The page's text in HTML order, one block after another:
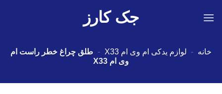
جک کارز
خانه - لوازم یدکی ام وی ام X33 - طلق چراغ خطر راست ام
وی ام X33